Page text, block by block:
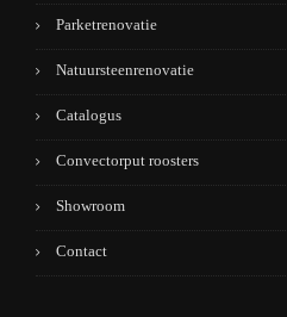
Parketrenovatie
Natuursteenrenovatie
Catalogus
Convectorput roosters
Showroom
Contact